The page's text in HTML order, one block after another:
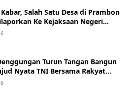
Salah Satu Desa di Prambon
Ke Kejaksaan Negeri
Turun Tangan Bangun
Nyata TNI Bersama Rakyat
Jalan Desa